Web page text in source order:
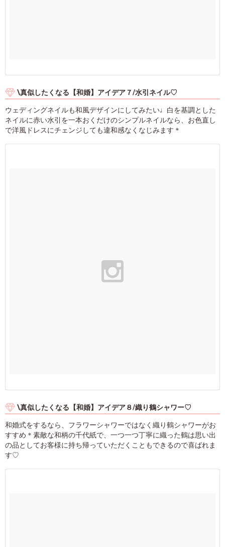
\真似したくなる【和婚】アイデア７/水引ネイル♡
ウェディングネイルも和風デザインにしてみたい♩白を基調とした
ネイルに赤い水引を一本おくだけのシンプルネイルなら、お色直し
で洋風ドレスにチェンジしても違和感なくなじみます＊
\真似したくなる【和婚】アイデア８/織り鶴シャワー♡
和婚式をするなら、フラワーシャワーではなく織り鶴シャワーがお
すすめ＊素敵な和柄の千代紙で、一つ一つ丁寧に織った鶴は思い出
の品としてお客様に持ち帰っていただくこともできるので喜ばれま
す♡